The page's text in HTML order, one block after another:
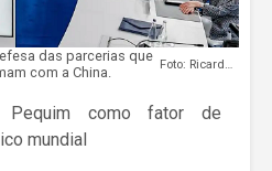
das parcerias que
com a China.
Foto: Ricardo Stuckert / PR
Pequim como fator de
mundial